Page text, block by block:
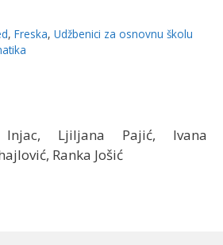
, Freska, Udžbenici za osnovnu školu
Ljiljana Pajić, Ivana
Ranka Jošić